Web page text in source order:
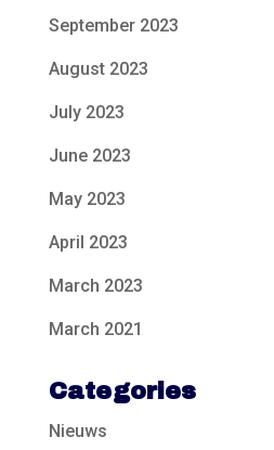
September 2023
August 2023
July 2023
June 2023
May 2023
April 2023
March 2023
March 2021
Categories
Nieuws